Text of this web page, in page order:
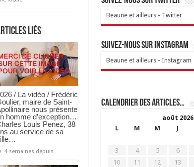
Liés
/ La vidéo / Frédéric
maire de Saint-
nous présente
homme d’exception…
Louis Penez, 38
au service de sa
4 semaines depuis
Beaune et ailleurs - Twitter
Suivez-nous sur Instagram
Beaune et ailleurs - Instagram
Calendrier des articles…
août 2026
L
M M J
3
4 5 6
10
11 12 13